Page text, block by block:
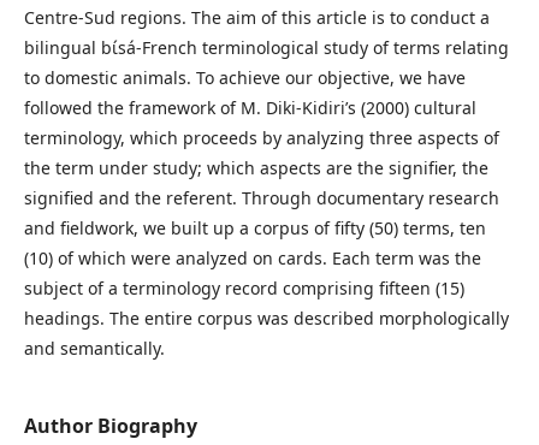
Centre-Sud regions. The aim of this article is to conduct a
bilingual bɩ́sá-French terminological study of terms relating
to domestic animals. To achieve our objective, we have
followed the framework of M. Diki-Kidiri’s (2000) cultural
terminology, which proceeds by analyzing three aspects of
the term under study; which aspects are the signifier, the
signified and the referent. Through documentary research
and fieldwork, we built up a corpus of fifty (50) terms, ten
(10) of which were analyzed on cards. Each term was the
subject of a terminology record comprising fifteen (15)
headings. The entire corpus was described morphologically
and semantically.
Author Biography